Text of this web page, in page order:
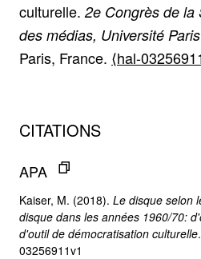
culturelle. 2e Congrès de la
des médias, Université
Paris, France. ⟨hal-
CITATIONS
APA
Kaiser, M. (2018). Le disque selon
disque dans les années 1960/70:
d'outil de démocratisation culturelle
03256911v1